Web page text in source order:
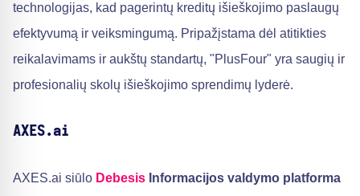
technologijas, kad pagerintų kreditų išieškojimo paslaugų
efektyvumą ir veiksmingumą. Pripažįstama dėl atitikties
reikalavimams ir aukštų standartų, "PlusFour" yra saugių ir
profesionalių skolų išieškojimo sprendimų lyderė.
AXES.ai
AXES.ai siūlo Debesis Informacijos valdymo platforma